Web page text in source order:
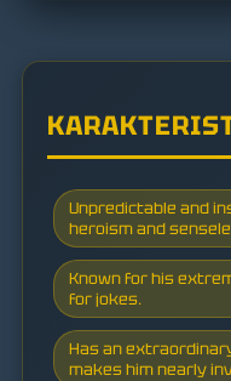
Unpredictable and
heroism and
Known for his
for jokes.
Has an
makes him nearly